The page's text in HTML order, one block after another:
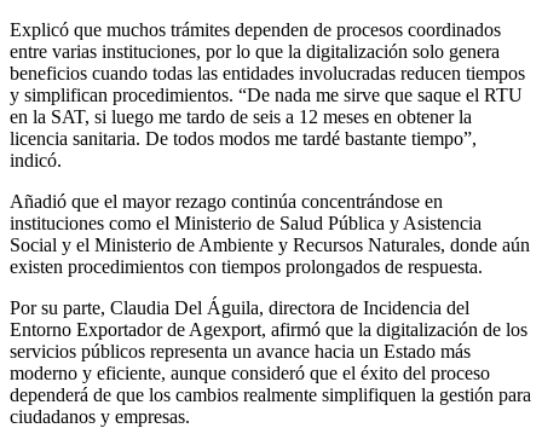
Explicó que muchos trámites dependen de procesos coordinados
entre varias instituciones, por lo que la digitalización solo genera
beneficios cuando todas las entidades involucradas reducen tiempos
y simplifican procedimientos. “De nada me sirve que saque el RTU
en la SAT, si luego me tardo de seis a 12 meses en obtener la
licencia sanitaria. De todos modos me tardé bastante tiempo”,
indicó.
Añadió que el mayor rezago continúa concentrándose en
instituciones como el Ministerio de Salud Pública y Asistencia
Social y el Ministerio de Ambiente y Recursos Naturales, donde aún
existen procedimientos con tiempos prolongados de respuesta.
Por su parte, Claudia Del Águila, directora de Incidencia del
Entorno Exportador de Agexport, afirmó que la digitalización de los
servicios públicos representa un avance hacia un Estado más
moderno y eficiente, aunque consideró que el éxito del proceso
dependerá de que los cambios realmente simplifiquen la gestión para
ciudadanos y empresas.